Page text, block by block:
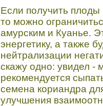
Если получить
то можно
амурским и Куанье.
энергетику, а также
нейтрализации
скажу одно: увидел -
рекомендуется
семена кориандра
улучшения